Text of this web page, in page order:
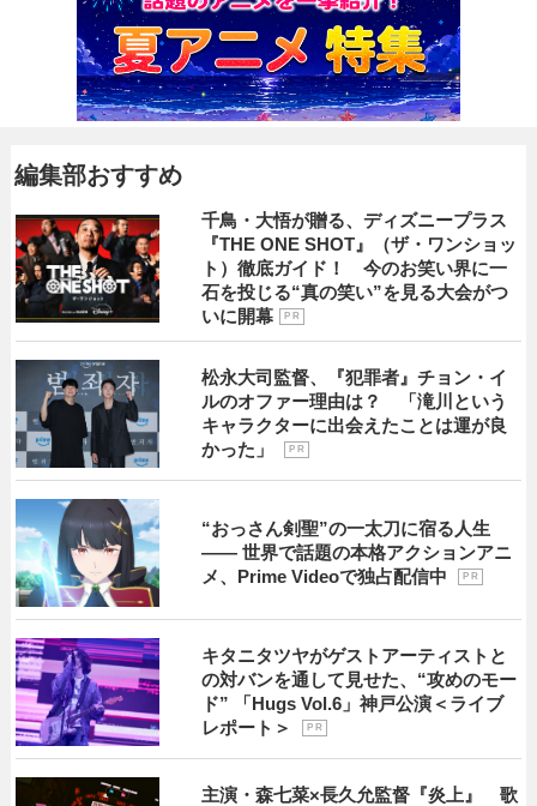
編集部おすすめ
千鳥・大悟が贈る、ディズニープラス
『THE ONE SHOT』（ザ・ワンショッ
ト）徹底ガイド！ 今のお笑い界に一
石を投じる“真の笑い”を見る大会がつ
いに開幕
P R
松永大司監督、『犯罪者』チョン・イ
ルのオファー理由は？ 「滝川という
キャラクターに出会えたことは運が良
かった」
P R
“おっさん剣聖”の一太刀に宿る人生
―― 世界で話題の本格アクションアニ
メ、Prime Videoで独占配信中
P R
キタニタツヤがゲストアーティストと
の対バンを通して見せた、“攻めのモー
ド” 「Hugs Vol.6」神戸公演＜ライブ
レポート＞
P R
主演・森七菜×長久允監督『炎上』 歌